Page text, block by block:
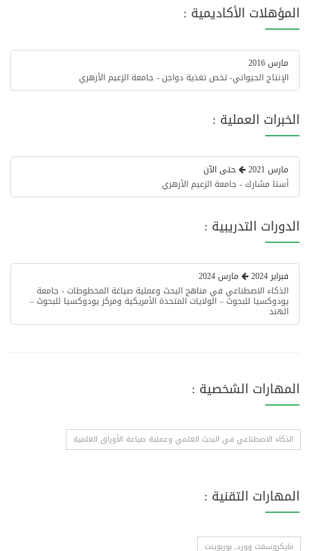
المؤهلات الأكاديمية :
مارس 2016
الإنتاج الحيواني- تخص تغذية دواجن - جامعة الزعيم الأزهري
الخبرات العملية :
مارس 2021
حتى الآن
أستا مشارك - جامعة الزعيم الأزهري
الدورات التدريبية :
فبراير 2024
مارس 2024
الذكاء الاصطناعي في مناهج البحث وعملية صياغة المخطوطات - جامعة
يودوكسيا للبحوث – الولايات المتحدة الأمريكية ومركز يودوكسيا للبحوث –
الهند
المهارات الشخصية :
الذكاء الاصطناعي في البحث العلمي وعملية صياغة الأوراق العلمية
المهارات التقنية :
مايكروسفت وورد, بوربوينت